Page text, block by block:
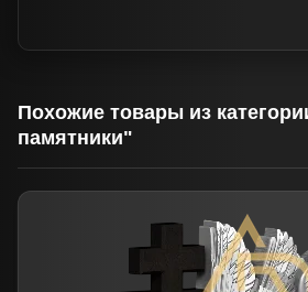
Похожие товары из
памятники"